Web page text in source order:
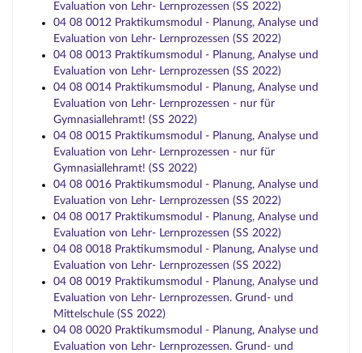
Evaluation von Lehr- Lernprozessen (SS 2022)
04 08 0012 Praktikumsmodul - Planung, Analyse und
Evaluation von Lehr- Lernprozessen (SS 2022)
04 08 0013 Praktikumsmodul - Planung, Analyse und
Evaluation von Lehr- Lernprozessen (SS 2022)
04 08 0014 Praktikumsmodul - Planung, Analyse und
Evaluation von Lehr- Lernprozessen - nur für
Gymnasiallehramt! (SS 2022)
04 08 0015 Praktikumsmodul - Planung, Analyse und
Evaluation von Lehr- Lernprozessen - nur für
Gymnasiallehramt! (SS 2022)
04 08 0016 Praktikumsmodul - Planung, Analyse und
Evaluation von Lehr- Lernprozessen (SS 2022)
04 08 0017 Praktikumsmodul - Planung, Analyse und
Evaluation von Lehr- Lernprozessen (SS 2022)
04 08 0018 Praktikumsmodul - Planung, Analyse und
Evaluation von Lehr- Lernprozessen (SS 2022)
04 08 0019 Praktikumsmodul - Planung, Analyse und
Evaluation von Lehr- Lernprozessen. Grund- und
Mittelschule (SS 2022)
04 08 0020 Praktikumsmodul - Planung, Analyse und
Evaluation von Lehr- Lernprozessen. Grund- und